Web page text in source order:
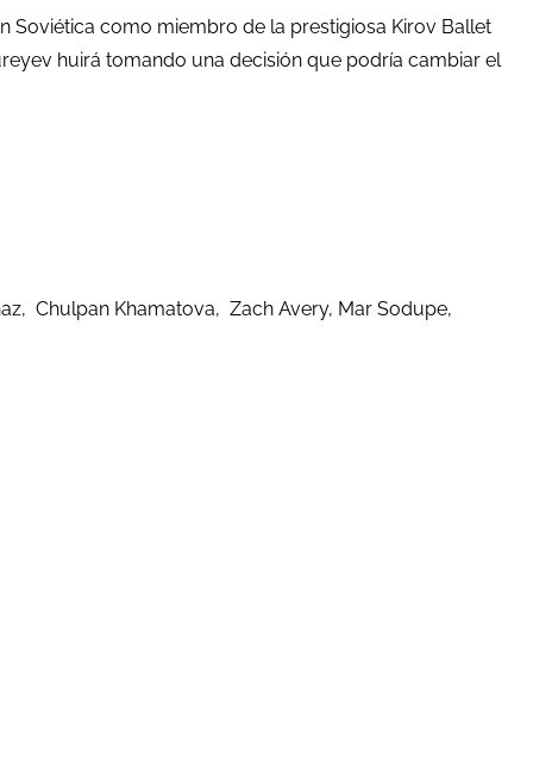
Soviética como miembro de la prestigiosa Kirov Ballet
huirá tomando una decisión que podría cambiar el
Chulpan Khamatova, Zach Avery, Mar Sodupe,